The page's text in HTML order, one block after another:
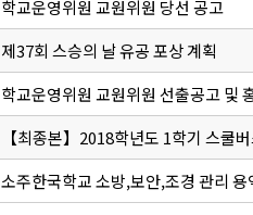
학교운영위원 교원위원 당선 공고
제37회 스승의 날 유공 포상 계획
학교운영위원 교원위원 선출공고 및
【최종본】2018학년도 1학기 스쿨
소주한국학교 소방,보안,조경 관리 용